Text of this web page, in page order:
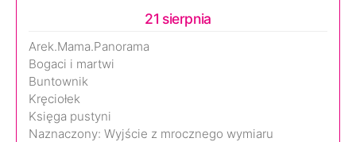
21 sierpnia
Arek.Mama.Panorama
Bogaci i martwi
Buntownik
Kręciołek
Księga pustyni
Naznaczony: Wyjście z mrocznego wymiaru